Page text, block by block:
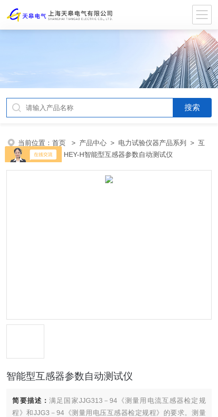
当前位置：首页 > 产品中心 > 电力试验仪器产品系列 >互
感器校验仪> HEY-H智能型互感器参数自动测试仪
智能型互感器参数自动测试仪
简要描述：满足国家JJG313－94《测量用电流互感器检定规
程》和JJG3－94《测量用电压互感器检定规程》的要求。测量